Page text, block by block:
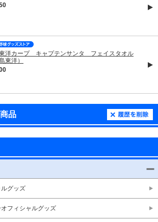
洋カープ キャプテンサンタ フェイスタオル
東洋）
品
グッズ
フィシャルグッズ